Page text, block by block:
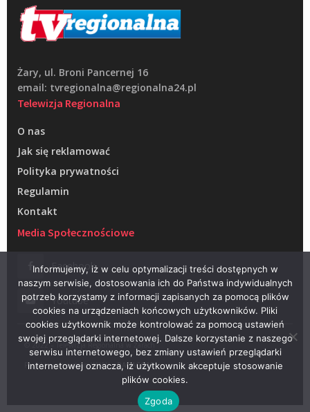
Żary, ul. Broni Pancernej 16
email: tvregionalna@regionalna24.pl
Telewizja Regionalna
O nas
Jak się reklamować
Polityka prywatności
Regulamin
Kontakt
Media Społecznościowe
Facebook
Youtube
© 2022 – Telewizja Regionalna w Żarach
Projektowanie stron WWW –RAGACOM
Informujemy, iż w celu optymalizacji treści dostępnych w
naszym serwisie, dostosowania ich do Państwa indywidualnych
potrzeb korzystamy z informacji zapisanych za pomocą plików
cookies na urządzeniach końcowych użytkowników. Pliki
cookies użytkownik może kontrolować za pomocą ustawień
swojej przeglądarki internetowej. Dalsze korzystanie z naszego
serwisu internetowego, bez zmiany ustawień przeglądarki
internetowej oznacza, iż użytkownik akceptuje stosowanie
plików cookies.
Zgoda